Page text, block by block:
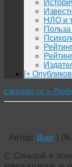
НЛО и
[+
carsson.ru »
Автор: Buer |
С Сонькой я